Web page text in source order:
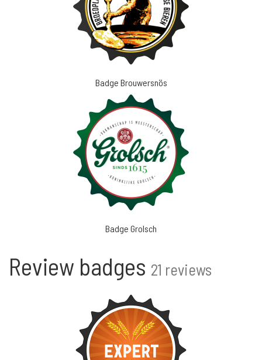
Badge Brouwersnös
Badge Grolsch
Review badges 21 reviews